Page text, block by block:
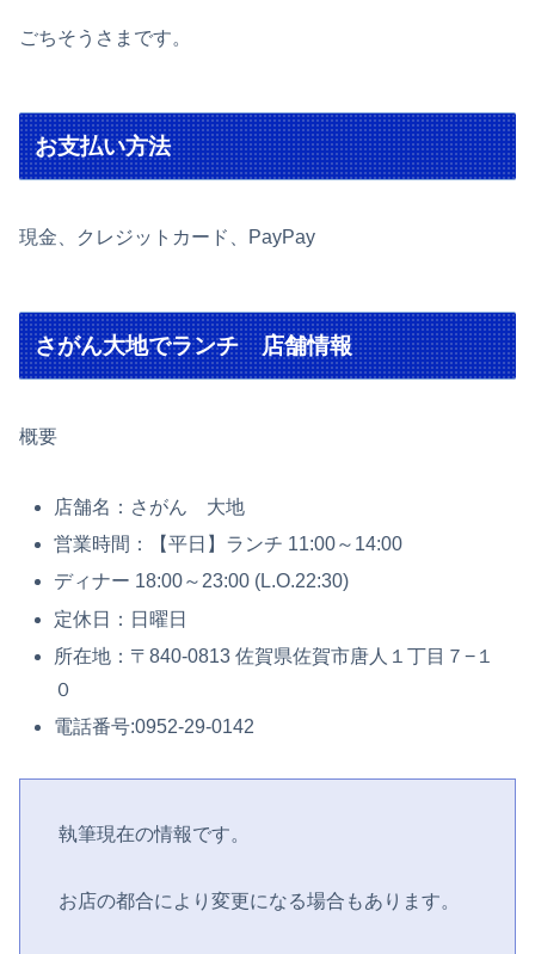
ごちそうさまです。
お支払い方法
現金、クレジットカード、PayPay
さがん大地でランチ 店舗情報
概要
店舗名：さがん 大地
営業時間：【平日】ランチ 11:00～14:00
ディナー 18:00～23:00 (L.O.22:30)
定休日：日曜日
所在地：〒840-0813 佐賀県佐賀市唐人１丁目７−１
０
電話番号:0952-29-0142
執筆現在の情報です。
お店の都合により変更になる場合もあります。